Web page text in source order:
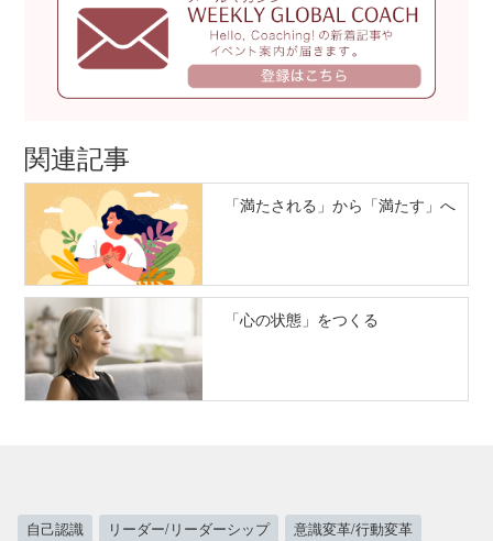
関連記事
「満たされる」から「満たす」へ
「心の状態」をつくる
自己認識 リーダー/リーダーシップ
意識変革/行動変革